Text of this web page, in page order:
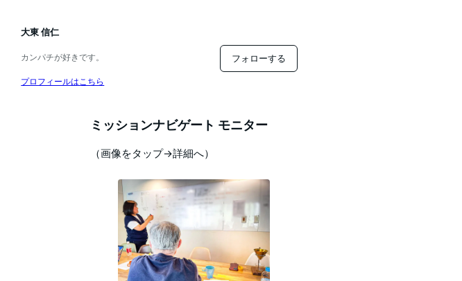
大東 信仁
カンパチが好きです。
プロフィールはこちら
フォローする
ミッションナビゲート モニター
（画像をタップ→詳細へ）